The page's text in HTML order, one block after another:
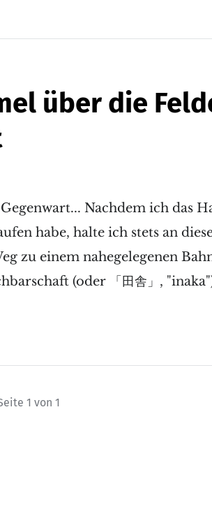
über die
Nachdem ich das
habe, halte ich stets an
zu einem nahegelegenen
(oder 「田舎」,
1 von 1